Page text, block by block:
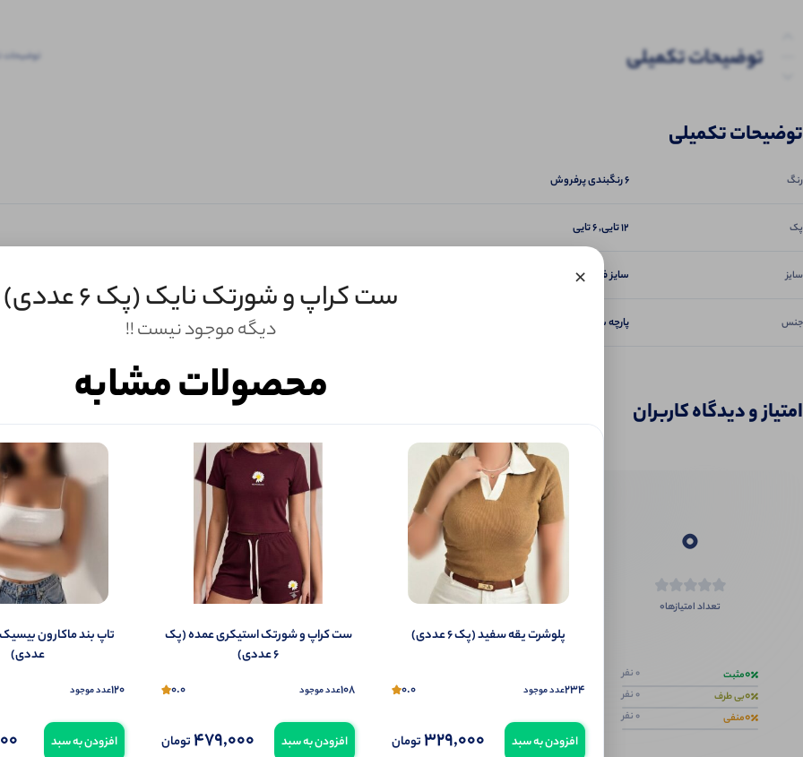
توضیحات تکمیلی
توضیحات
توضیحات تکمیلی
رنگ 6 رنگبندی پرفروش
پک 12 تایی, 6 تایی
سایز سایز فری سایز ۳۶ تا ۴۴
جنس پارچه سوپر اسپان لاکرا
امتیاز و دیدگاه کاربران
0
تعداد امتیازها0
0مثبت 0 نفر
0بی طرف 0 نفر
0منفی 0 نفر
ثبـــــت‌دیدگاه
به‌عنوان کاربر
شما هم می‌توانید در مورد این کالا نظر دهید.
اگر این محصول را قبلا خریده باشید، دیدگاه شما به عنوان خریدار ثبت خواهد شد. همچنین در صورت
تمایل می‌توانید به صورت ناشناس نیز دیدگاه خود را ثبت کنید.
× ست کراپ و شورتک نایک (پک 6 عددی)
دیگه موجود نیست !!
محصولات مشابه
پلوشرت یقه سفید (پک 6 عددی)
234عدد موجود 0.0
افزودن به سبد 329,000تومان
ست کراپ و شورتک استیکری عمده (پک
6 عددی)
108عدد موجود 0.0
افزودن به سبد 479,000تومان
عددی)
120عدد موجود
افزودن به سبد